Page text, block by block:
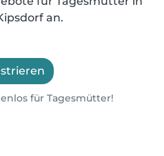
an.
für Tagesmütter!